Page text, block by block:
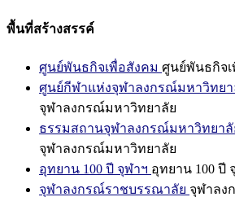
พื้นที่สร้างสรรค์
ศูนย์พันธกิจเพื่อสังคม ศูนย์พันธกิจ
ศูนย์กีฬาแห่งจุฬาลงกรณ์มหาวิทยา
จุฬาลงกรณ์มหาวิทยาลัย
ธรรมสถานจุฬาลงกรณ์มหาวิทยาลั
จุฬาลงกรณ์มหาวิทยาลัย
อุทยาน 100 ปี จุฬาฯ อุทยาน 100 ปี
จุฬาลงกรณ์ราชบรรณาลัย จุฬาลง